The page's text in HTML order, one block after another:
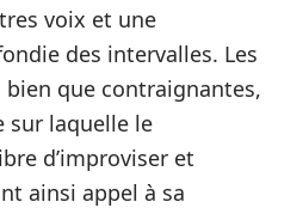
voix et une
des intervalles. Les
que contraignantes,
sur laquelle le
d’improviser et
ainsi appel à sa